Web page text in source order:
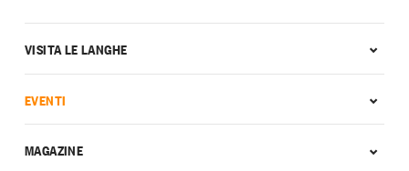
VISITA LE LANGHE
EVENTI
MAGAZINE